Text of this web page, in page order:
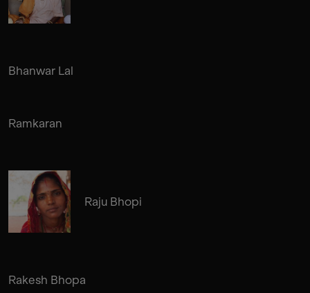
Bhanwar Lal
Ramkaran
Raju Bhopi
Rakesh Bhopa